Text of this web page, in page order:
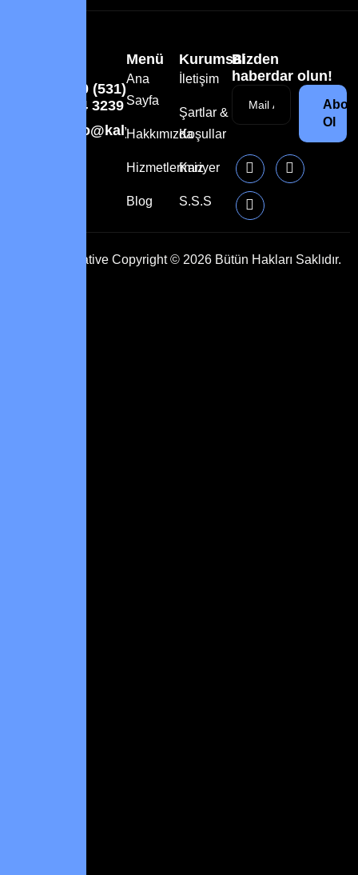
+90 (531)
574 3239
info@kalyoncreative.com
Menü
Ana
Sayfa
Hakkımızda
Hizmetlerimiz
Blog
Kurumsal
İletişim
Şartlar &
Koşullar
Kariyer
S.S.S
Bizden
haberdar olun!
Ol
Kalyon CreativeCopyright © 2026 Bütün Hakları Saklıdır.